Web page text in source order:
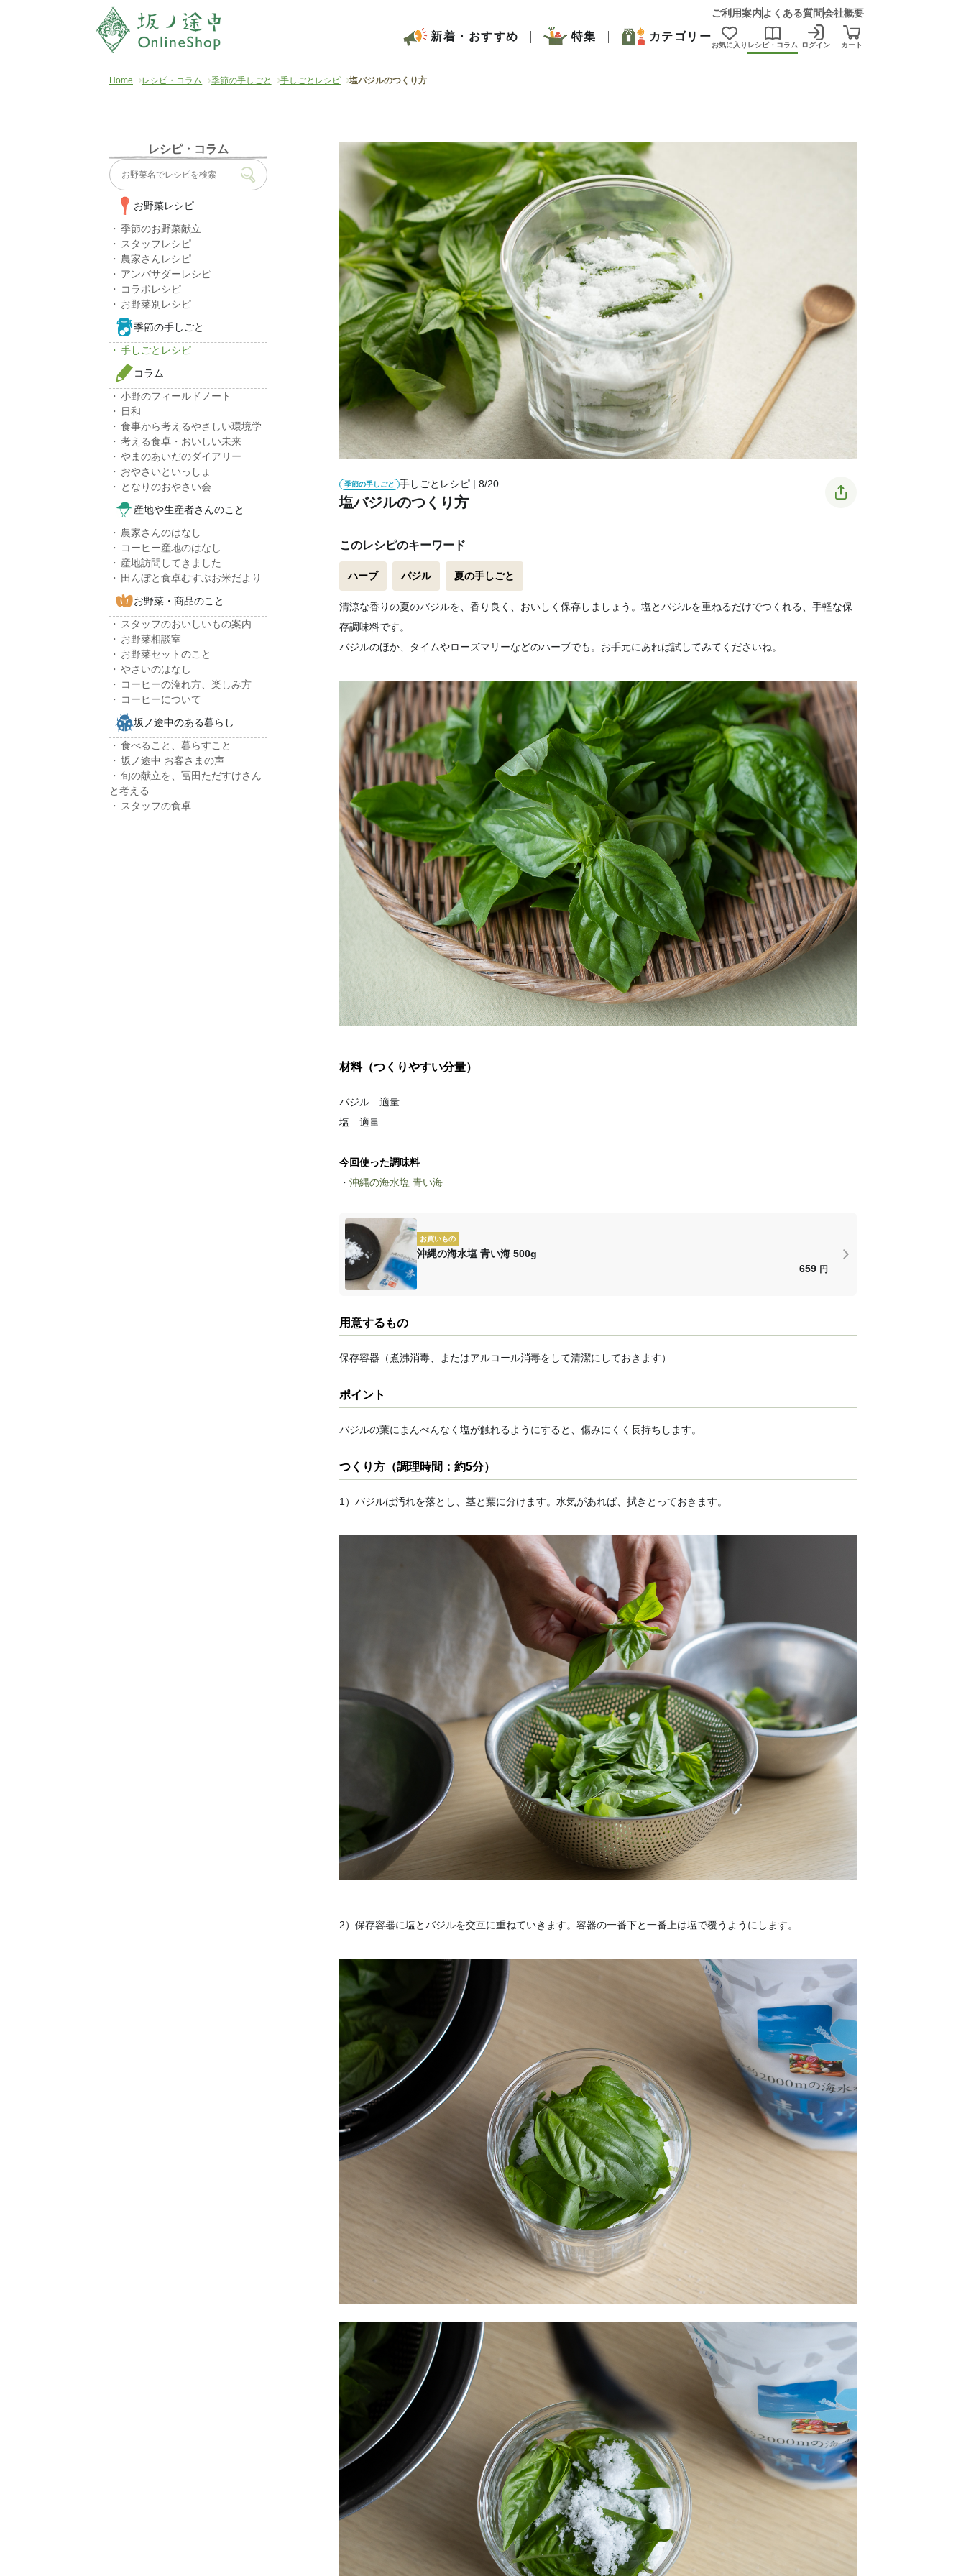
ご利用案内 よくある質問会社概要
新着・おすすめ 特集 カテゴリー
お気に入り レシピ・コラム ログイン カート
Home レシピ・コラム 季節の手しごと 手しごとレシピ 塩バジルのつくり方
季節の手しごと 手しごとレシピ | 8/20
塩バジルのつくり方
このレシピのキーワード
ハーブ バジル 夏の手しごと
清涼な香りの夏のバジルを、香り良く、おいしく保存しましょう。塩とバジルを重ねるだけでつくれる、手軽な保
存調味料です。
バジルのほか、タイムやローズマリーなどのハーブでも。お手元にあれば試してみてくださいね。
材料（つくりやすい分量）
バジル 適量
塩 適量
今回使った調味料
・ 沖縄の海水塩 青い海
お買いもの
沖縄の海水塩 青い海 500g
659 円
用意するもの
保存容器（煮沸消毒、またはアルコール消毒をして清潔にしておきます）
ポイント
バジルの葉にまんべんなく塩が触れるようにすると、傷みにくく長持ちします。
つくり方（調理時間：約5分）
1）バジルは汚れを落とし、茎と葉に分けます。水気があれば、拭きとっておきます。
2）保存容器に塩とバジルを交互に重ねていきます。容器の一番下と一番上は塩で覆うようにします。
レシピ・コラム
お野菜レシピ
季節のお野菜献立
スタッフレシピ
農家さんレシピ
アンバサダーレシピ
コラボレシピ
お野菜別レシピ
季節の手しごと
手しごとレシピ
コラム
小野のフィールドノート
日和
食事から考えるやさしい環境学
考える食卓・おいしい未来
やまのあいだのダイアリー
おやさいといっしょ
となりのおやさい会
産地や生産者さんのこと
農家さんのはなし
コーヒー産地のはなし
産地訪問してきました
田んぼと食卓むすぶお米だより
お野菜・商品のこと
スタッフのおいしいもの案内
お野菜相談室
お野菜セットのこと
やさいのはなし
コーヒーの淹れ方、楽しみ方
コーヒーについて
坂ノ途中のある暮らし
食べること、暮らすこと
坂ノ途中 お客さまの声
旬の献立を、冨田ただすけさん
と考える
スタッフの食卓